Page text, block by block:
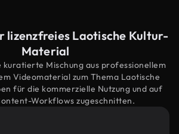
lizenzfreies Laotische Kultur-
Material
kuratierte Mischung aus professionellem
Videomaterial zum Thema Laotische
für die kommerzielle Nutzung und auf
Workflows zugeschnitten.